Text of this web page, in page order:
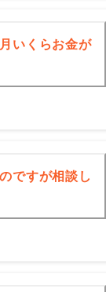
いくらお金が
ですが相談し